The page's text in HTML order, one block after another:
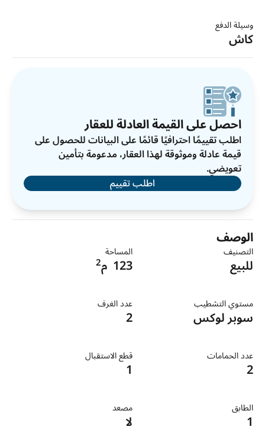
وسيلة الدفع
كاش
احصل على القيمة العادلة للعقار
اطلب تقييمًا احترافيًا قائمًا على البيانات للحصول على
قيمة عادلة وموثوقة لهذا العقار، مدعومة بتأمين
تعويضي.
اطلب تقييم
الوصف
التصنيف
للبيع
المساحة
123 م2
مستوي التشطيب
سوبر لوكس
عدد الغرف
2
عدد الحمامات
2
قطع الاستقبال
1
الطابق
1
مصعد
لا